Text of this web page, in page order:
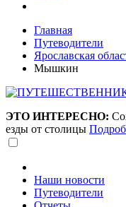
Главная
Путеводители
Ярославская
Мышкин
ЭТО ИНТЕРЕСНО:
езды от столицы
Наши новости
Путеводители